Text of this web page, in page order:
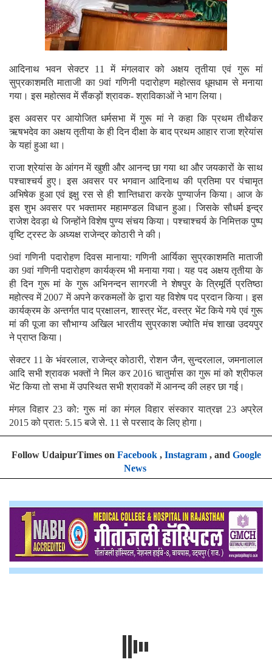
आदिनाथ भवन सेक्टर 11 में मंगलवार को अक्षय तृतीया एवं गुरू मां
सुप्रकाशमति माताजी का 9वां गणिनी पदारोहण महोत्सव धूमधाम से मनाया
गया। इस महोत्सव में सैंकड़ों श्रावक- श्राविकाओं ने भाग लिया।
इस अवसर पर आयोजित धर्मसभा में गुरू मां ने कहा कि प्रथम तीर्थंकर
ऋषभदेव का अक्षय तृतीया के ही दिन दीक्षा के बाद प्रथम आहार राजा श्रेयांस
के यहां हुआ था।
राजा श्रेयांस के आंगन में खुशी और आनन्द छा गया था और जयकारों के साथ
पश्चाश्चर्य हुए। इस अवसर पर भगवान आदिनाथ की प्रतिमा पर पंचामृत
अभिषेक हुआ एवं इक्षु रस से ही शान्तिधारा करके पुण्यार्जन किया। आज के
इस शुभ अवसर पर भक्तामर महामण्डल विधान हुआ। जिसके सौधर्म इन्द्र
राजेश देवड़ा थे जिन्होंने विशेष पुण्य संचय किया। पश्चाश्चर्य के निमित्तक पुष्प
वृष्टि ट्रस्ट के अध्यक्ष राजेन्द्र कोठारी ने की।
9वां गणिनी पदारोहण दिवस मानाया: गणिनी आर्यिका सुप्रकाशमति माताजी
का 9वां गणिनी पदारोहण कार्यक्रम भी मनाया गया। यह पद अक्षय तृतीया के
ही दिन गुरू मां के गुरू अभिनन्दन सागरजी ने शेषपुर के त्रिमूर्ति प्रतिष्ठा
महोत्स्व में 2007 में अपने करकमलों के द्वारा यह विशेष पद प्रदान किया। इस
कार्यक्रम के अन्तर्गत पाद प्रक्षालन, शास्त्र भेंट, वस्त्र भेंट किये गये एवं गुरू
मां की पूजा का सौभाग्य अखिल भारतीय सुप्रकाश ज्योति मंच शाखा उदयपुर
ने प्राप्त किया।
सेक्टर 11 के भंवरलाल, राजेन्द्र कोठारी, रोशन जैन, सुन्दरलाल, जमनालाल
आदि सभी श्रावक भक्तों ने मिल कर 2016 चातुर्मास का गुरू मां को श्रीफल
भेंट किया तो सभा में उपस्थित सभी श्रावकों में आनन्द की लहर छा गई।
मंगल विहार 23 को: गुरू मां का मंगल विहार संस्कार यात्रज्ञ 23 अप्रेल
2015 को प्रात: 5.15 बजे से. 11 से परसाद के लिए होगा।
Follow UdaipurTimes on Facebook, Instagram, and Google
News